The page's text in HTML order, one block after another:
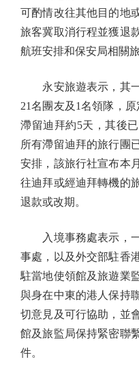
可酌情改往其他目的地
旅客冀取消行程並獲退
航班安排和保安局相關
永安旅遊表示，其一
21名團友及1名領隊，
滯留迪拜約5天，其後
所有滯留迪拜的旅行團
安排，該旅行社宣布本
往迪拜或經迪拜轉機的
退款或改期。
入境事務處表示，一
事處，以及外交部駐香
駐當地使領館及旅遊業
與身在中東的港人保持
切意見及可行協助，並
館及旅監局保持緊密聯
件。